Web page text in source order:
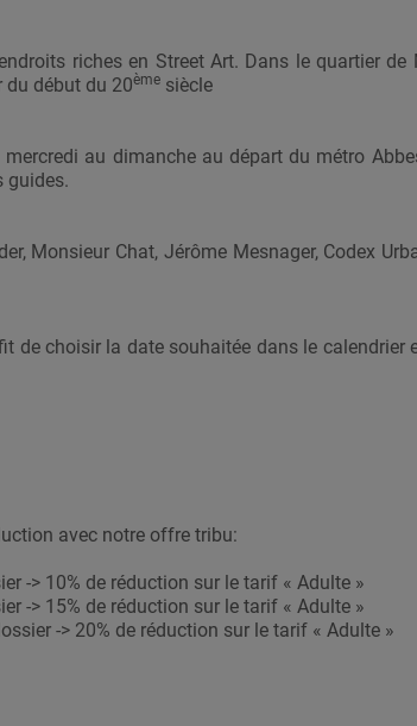
riches en Street Art. Dans le quartier
du début du 20ème siècle
au dimanche au départ du métro
guides.
Monsieur Chat, Jérôme Mesnager, Codex
de choisir la date souhaitée dans le
avec notre offre tribu:
-> 10% de réduction sur le tarif « Adulte »
-> 15% de réduction sur le tarif « Adulte »
-> 20% de réduction sur le tarif « Adulte »